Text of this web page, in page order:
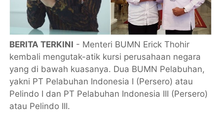
BERITA TERKINI - Menteri BUMN Erick Thohir
kembali mengutak-atik kursi perusahaan negara
yang di bawah kuasanya. Dua BUMN Pelabuhan,
yakni PT Pelabuhan Indonesia I (Persero) atau
Pelindo I dan PT Pelabuhan Indonesia III (Persero)
atau Pelindo III.